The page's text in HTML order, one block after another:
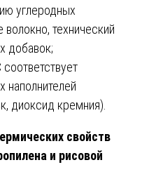
углеродных
волокно, технический
добавок;
диоксид кремния).
свойств
и рисовой